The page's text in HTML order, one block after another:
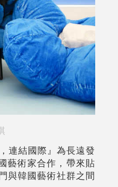
連結國際』為長遠發
藝術家合作，帶來貼
與韓國藝術社群之間